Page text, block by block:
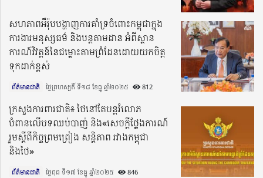
សហភាពអឺរ៉ុបបង្ហាញការគាំទ្រចំពោះកម្ពុជាក្នុង
ការងារមនុស្សធម៌ និងបន្តតាមដាន អំពីស្ថាន
ការណ៍វិវត្តន៍នៃជម្លោះតាមព្រំដែនដោយយកចិត្ត
ទុកដាក់ខ្ពស់
ព័ត៌មានជាតិ ថ្ងៃព្រហស្បតិ៍ ទី១៨ ខែធ្នូ ឆ្នាំ២០២៥​ 812
ក្រសួងការពារជាតិ៖ ថៃនៅតែបន្តរំលោភ
បំពានលើបទឈប់បាញ់ និង«សេចក្តីថ្លែងការណ៍
រួមស្តីពីកិច្ចព្រមព្រៀង សន្តិភាព រវាងកម្ពុជា
និងថៃ»
ព័ត៌មានជាតិ ថ្ងៃពុធ ទី១៧ ខែធ្នូ ឆ្នាំ២០២៥​ 846